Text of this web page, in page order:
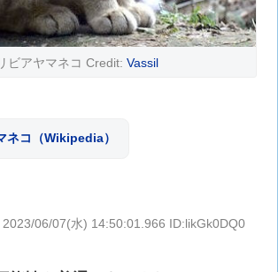
ビアヤマネコ Credit:Vassil
ネコ（Wikipedia）
2023/06/07(水) 14:50:01.966 ID:likGk0DQ0